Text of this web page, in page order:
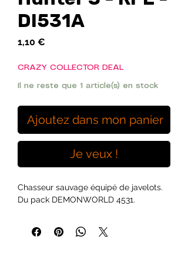
DI531A
1,10 €
CRAZY COLLECTOR DEAL
Il ne reste que 1 article(s) en stock
Ajoutez dans mon panier
Je veux !
Chasseur sauvage équipé de javelots.
Du pack DEMONWORLD 4531.